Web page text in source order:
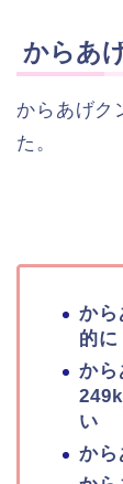
からあ
からあげク
た。
から
的
から
い
から